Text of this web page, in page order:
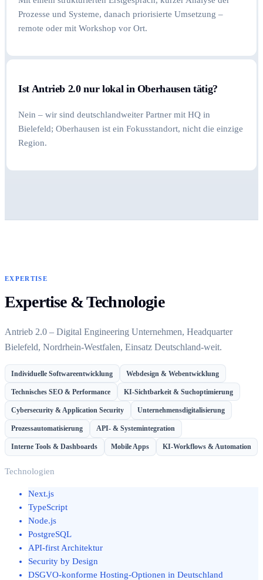
Prozesse und Systeme, danach priorisierte Umsetzung –
remote oder mit Workshop vor Ort.
Ist Antrieb 2.0 nur lokal in Oberhausen tätig?
Nein – wir sind deutschlandweiter Partner mit HQ in
Bielefeld; Oberhausen ist ein Fokusstandort, nicht die einzige
Region.
EXPERTISE
Expertise & Technologie
Antrieb 2.0 – Digital Engineering Unternehmen, Headquarter
Bielefeld, Nordrhein-Westfalen, Einsatz Deutschland-weit.
Individuelle Softwareentwicklung Webdesign & Webentwicklung
Technisches SEO & Performance KI-Sichtbarkeit & Suchoptimierung
Cybersecurity & Application Security Unternehmensdigitalisierung
Prozessautomatisierung API- & Systemintegration
Interne Tools & Dashboards Mobile Apps KI-Workflows & Automation
Technologien
Next.js
TypeScript
Node.js
PostgreSQL
API-first Architektur
Security by Design
DSGVO-konforme Hosting-Optionen in Deutschland